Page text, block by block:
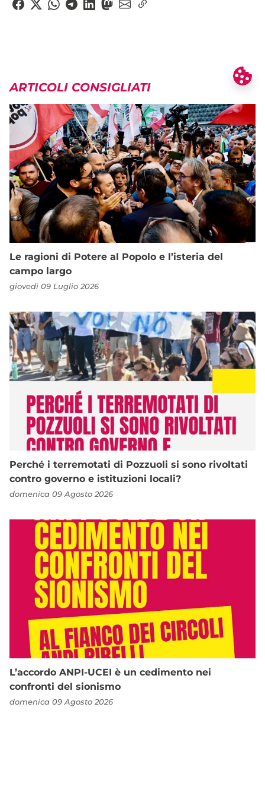
ARTICOLI CONSIGLIATI
Le ragioni di Potere al Popolo e l’isteria del
campo largo
giovedì 09 Luglio 2026
Perché i terremotati di Pozzuoli si sono rivoltati
contro governo e istituzioni locali?
domenica 09 Agosto 2026
L’accordo ANPI-UCEI è un cedimento nei
confronti del sionismo
domenica 09 Agosto 2026